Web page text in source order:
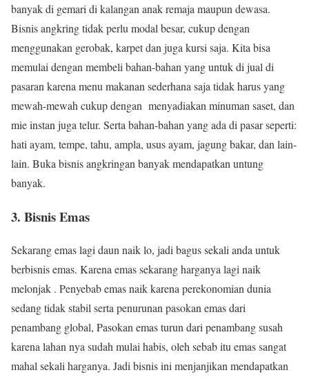
banyak di gemari di kalangan anak remaja maupun dewasa.
Bisnis angkring tidak perlu modal besar, cukup dengan
menggunakan gerobak, karpet dan juga kursi saja. Kita bisa
memulai dengan membeli bahan-bahan yang untuk di jual di
pasaran karena menu makanan sederhana saja tidak harus yang
mewah-mewah cukup dengan menyadiakan minuman saset, dan
mie instan juga telur. Serta bahan-bahan yang ada di pasar seperti:
hati ayam, tempe, tahu, ampla, usus ayam, jagung bakar, dan lain-
lain. Buka bisnis angkringan banyak mendapatkan untung
banyak.
3. Bisnis Emas
Sekarang emas lagi daun naik lo, jadi bagus sekali anda untuk
berbisnis emas. Karena emas sekarang harganya lagi naik
melonjak . Penyebab emas naik karena perekonomian dunia
sedang tidak stabil serta penurunan pasokan emas dari
penambang global, Pasokan emas turun dari penambang susah
karena lahan nya sudah mulai habis, oleh sebab itu emas sangat
mahal sekali harganya. Jadi bisnis ini menjanjikan mendapatkan